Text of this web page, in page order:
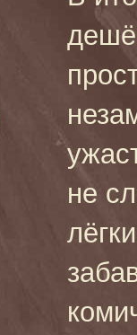
не